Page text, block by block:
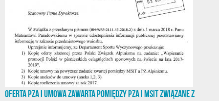
Oferta PZA i umowa zawarta pomiędzy PZA i MSiT związane z